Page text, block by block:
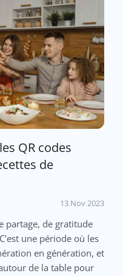
QR codes
de
13 Nov 2023
partage, de gratitude
une période où les
en génération, et
de la table pour